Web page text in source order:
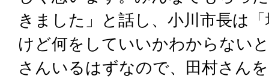
きました」と話し、小川市長は
けど何をしていいかわからない
さんいるはずなので、田村さん